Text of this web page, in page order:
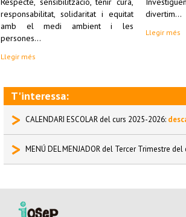
responsabilitat, solidaritat i equitat
amb el medi ambient i les
persones...
Llegir més
divertim...
Llegir més
T'interessa:
> CALENDARI ESCOLAR del curs 2025-2026:
> MENÚ DEL MENJADOR del Tercer Trimestre